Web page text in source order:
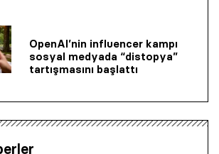
OpenAI’nin influencer kampı
sosyal medyada “distopya”
tartışmasını başlattı